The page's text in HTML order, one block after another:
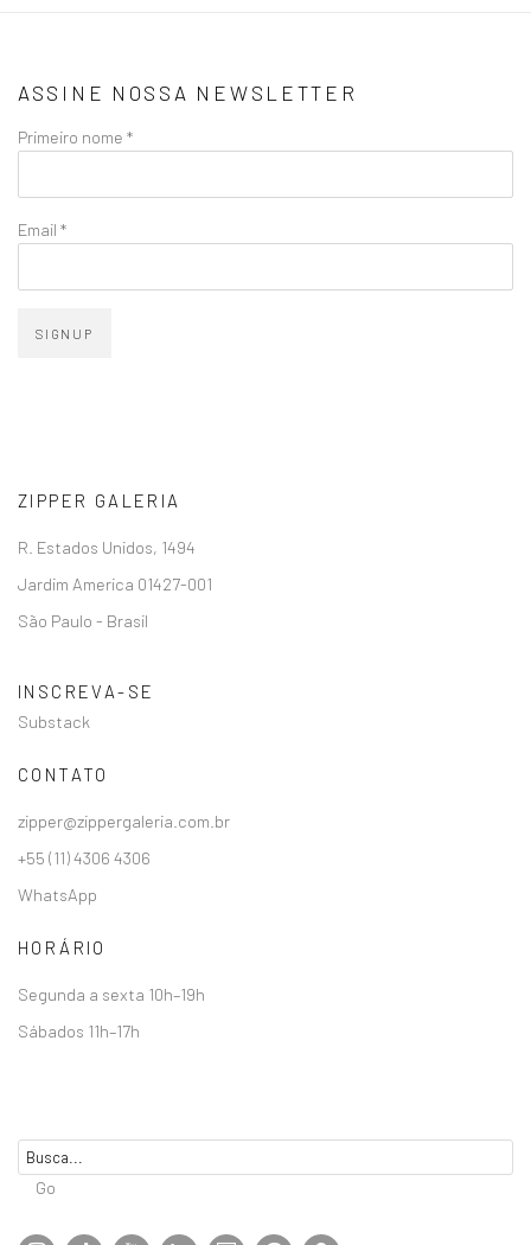
ASSINE NOSSA NEWSLETTER
Primeiro nome *
Email *
SIGNUP
ZIPPER GALERIA
R. Estados Unidos, 1494
Jardim America 01427-001
São Paulo - Brasil
INSCREVA-SE
Substack
CONTATO
zipper@zippergaleria.com.br
+55 (11) 4306 4306
WhatsApp
HORÁRIO
Segunda a sexta 10h–19h
Sábados 11h–17h
Go